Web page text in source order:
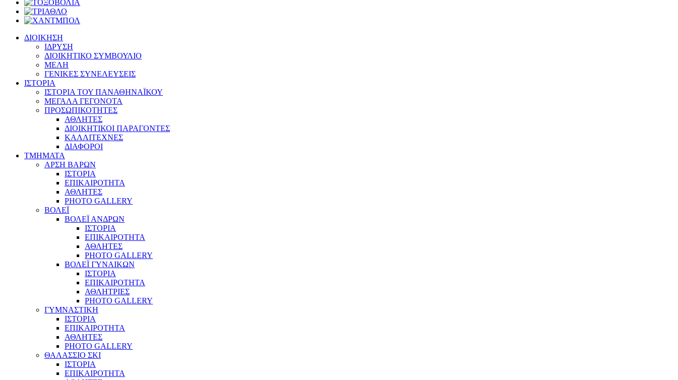
ΔΙΟΙΚΗΣΗ
ΙΔΡΥΣΗ
ΔΙΟΙΚΗΤΙΚΟ ΣΥΜΒΟΥΛΙΟ
ΜΕΛΗ
ΓΕΝΙΚΕΣ ΣΥΝΕΛΕΥΣΕΙΣ
ΙΣΤΟΡΙΑ
ΙΣΤΟΡΙΑ ΤΟΥ ΠΑΝΑΘΗΝΑΪΚΟΥ
ΜΕΓΑΛΑ ΓΕΓΟΝΟΤΑ
ΠΡΟΣΩΠΙΚΟΤΗΤΕΣ
ΑΘΛΗΤΕΣ
ΔΙΟΙΚΗΤΙΚΟΙ ΠΑΡΑΓΟΝΤΕΣ
ΚΑΛΛΙΤΕΧΝΕΣ
ΔΙΑΦΟΡΟΙ
ΤΜΗΜΑΤΑ
ΑΡΣΗ ΒΑΡΩΝ
ΙΣΤΟΡΙΑ
ΕΠΙΚΑΙΡΟΤΗΤΑ
ΑΘΛΗΤΕΣ
PHOTO GALLERY
ΒΟΛΕΪ
ΒΟΛΕΪ ΑΝΔΡΩΝ
ΙΣΤΟΡΙΑ
ΕΠΙΚΑΙΡΟΤΗΤΑ
ΑΘΛΗΤΕΣ
PHOTO GALLERY
ΒΟΛΕΪ ΓΥΝΑΙΚΩΝ
ΙΣΤΟΡΙΑ
ΕΠΙΚΑΙΡΟΤΗΤΑ
ΑΘΛΗΤΡΙΕΣ
PHOTO GALLERY
ΓΥΜΝΑΣΤΙΚΗ
ΙΣΤΟΡΙΑ
ΕΠΙΚΑΙΡΟΤΗΤΑ
ΑΘΛΗΤΕΣ
PHOTO GALLERY
ΘΑΛΑΣΣΙΟ ΣΚΙ
ΙΣΤΟΡΙΑ
ΕΠΙΚΑΙΡΟΤΗΤΑ